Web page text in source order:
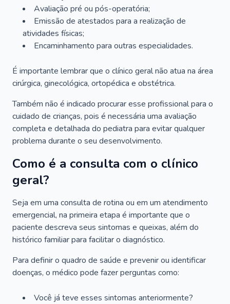
Avaliação pré ou pós-operatória;
Emissão de atestados para a realização de
atividades físicas;
Encaminhamento para outras especialidades.
É importante lembrar que o clínico geral não atua na área
cirúrgica, ginecológica, ortopédica e obstétrica.
Também não é indicado procurar esse profissional para o
cuidado de crianças, pois é necessária uma avaliação
completa e detalhada do pediatra para evitar qualquer
problema durante o seu desenvolvimento.
Como é a consulta com o clínico
geral?
Seja em uma consulta de rotina ou em um atendimento
emergencial, na primeira etapa é importante que o
paciente descreva seus sintomas e queixas, além do
histórico familiar para facilitar o diagnóstico.
Para definir o quadro de saúde e prevenir ou identificar
doenças, o médico pode fazer perguntas como:
Você já teve esses sintomas anteriormente?